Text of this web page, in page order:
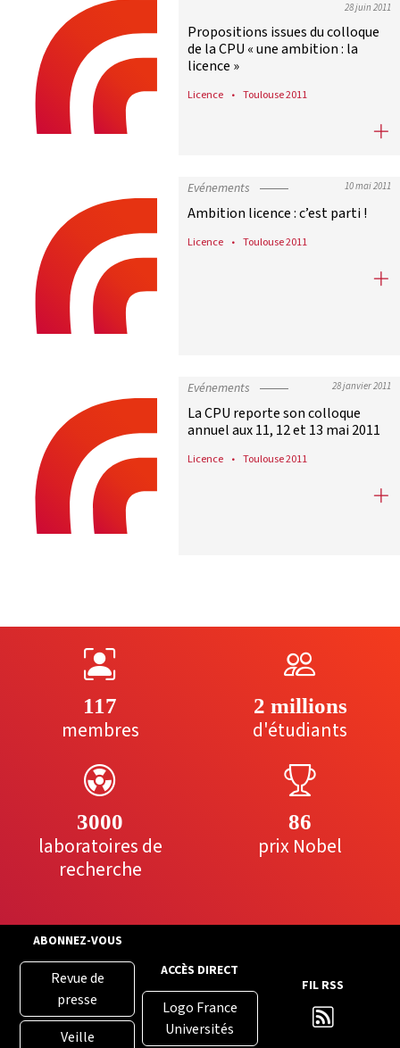
28 juin 2011
Propositions issues du colloque
de la CPU « une ambition : la
licence »
Licence Toulouse 2011
Propositions issues du colloque
Evénements 10 mai 2011
Ambition licence : c’est parti !
Licence Toulouse 2011
Evénements 28 janvier 2011
La CPU reporte son colloque
annuel aux 11, 12 et 13 mai 2011
Licence Toulouse 2011
La CPU reporte son colloque
117
membres
2 millions
d'étudiants
3000
laboratoires de
recherche
86
prix Nobel
ABONNEZ-VOUS
Revue de
presse
Veille
ACCÈS DIRECT
Logo France
Universités
FIL RSS